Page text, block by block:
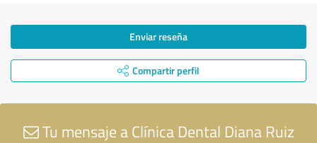
Enviar reseña
Compartir perfil
Tu mensaje a Clínica Dental Diana Ruiz